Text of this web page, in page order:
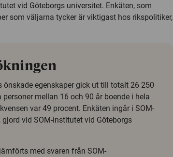
vid Göteborgs universitet. Enkäten, som
som väljarna tycker är viktigast hos rikspolitiker,
önskade egenskaper gick ut till totalt 26 250
mellan 16 och 90 år boende i hela
var 49 procent. Enkäten ingår i SOM-
vid SOM-institutet vid Göteborgs
med svaren från SOM-